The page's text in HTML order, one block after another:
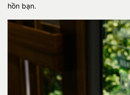
hồn bạn.